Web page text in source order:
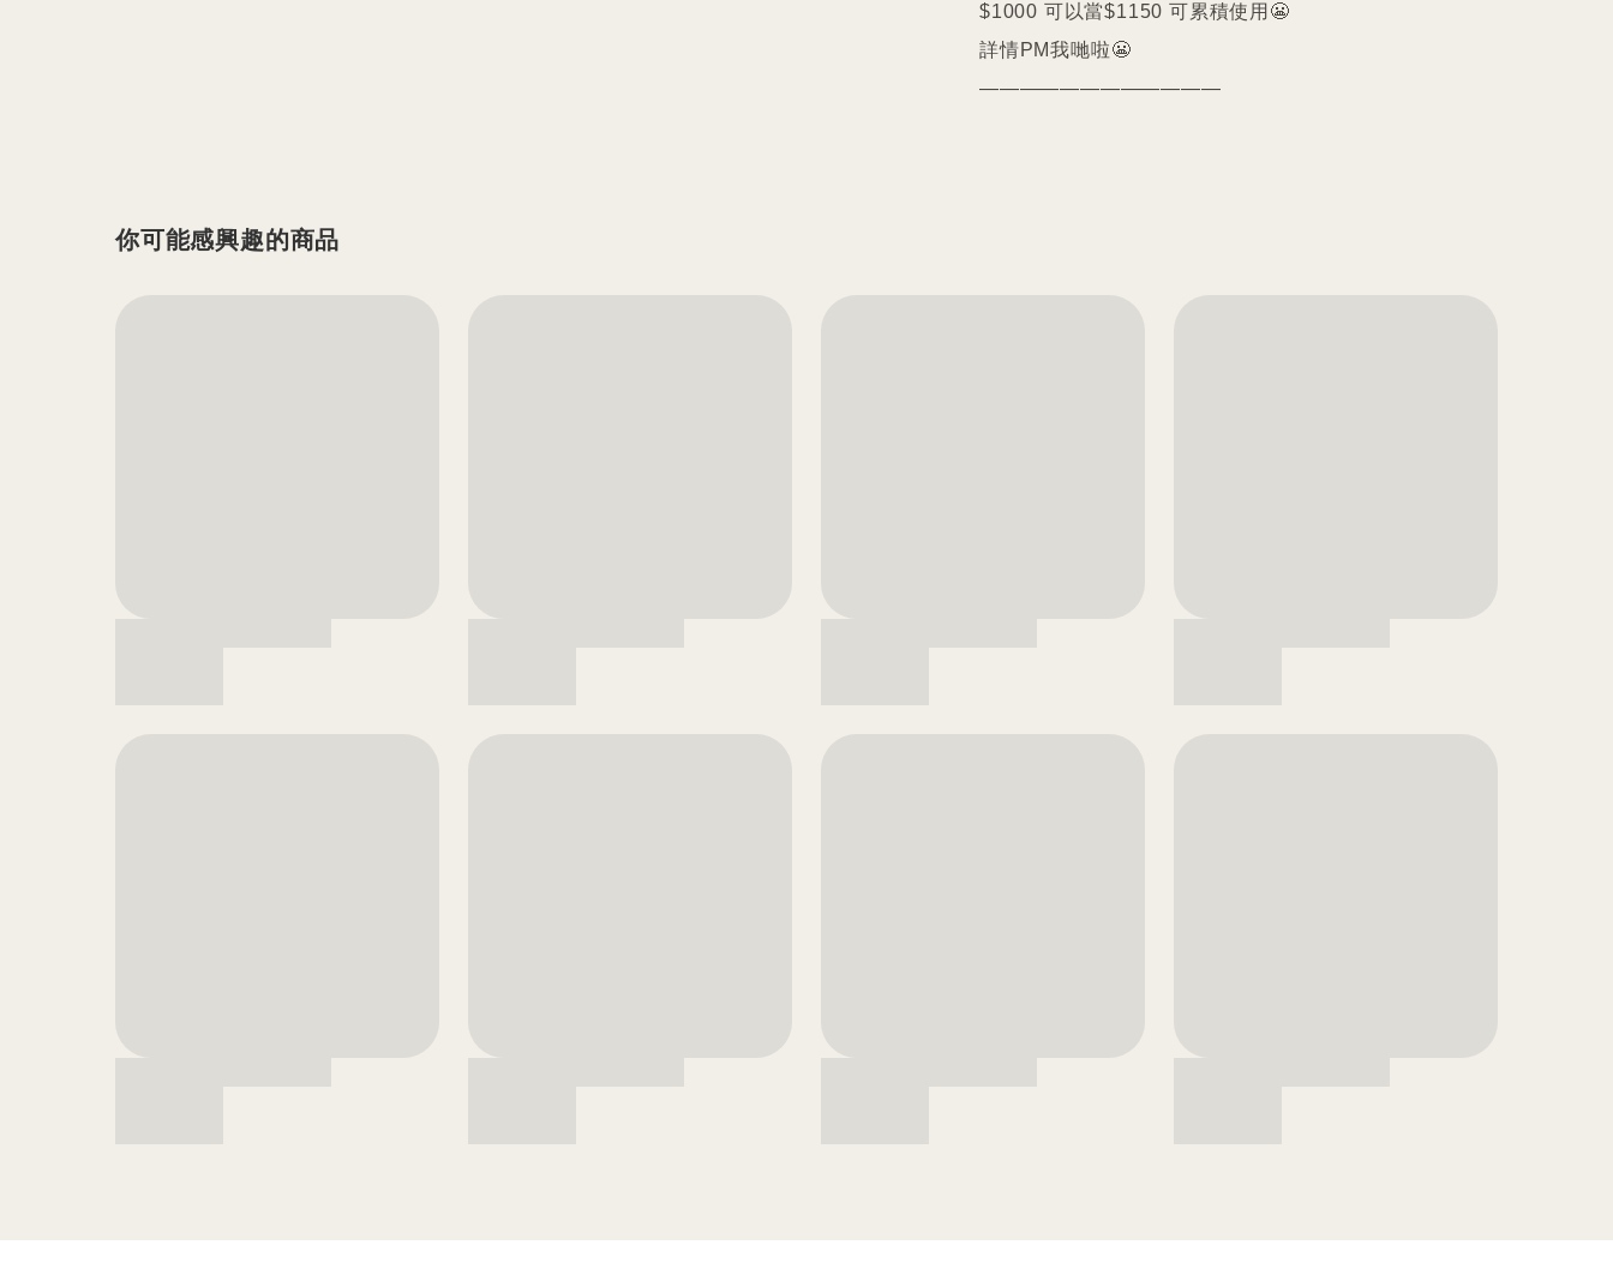
$1000 可以當$1150 可累積使用😬
詳情PM我哋啦😬
————————————
你可能感興趣的商品